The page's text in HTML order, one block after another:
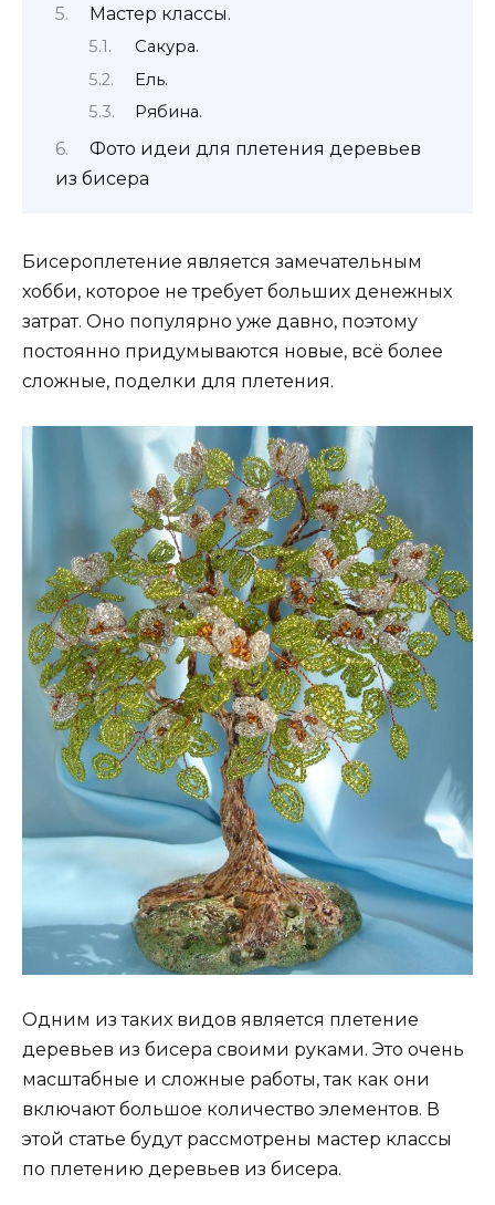
Мастер классы.
Сакура.
Ель.
Рябина.
Фото идеи для плетения деревьев
из бисера
Бисероплетение является замечательным
хобби, которое не требует больших денежных
затрат. Оно популярно уже давно, поэтому
постоянно придумываются новые, всё более
сложные, поделки для плетения.
Одним из таких видов является плетение
деревьев из бисера своими руками. Это очень
масштабные и сложные работы, так как они
включают большое количество элементов. В
этой статье будут рассмотрены мастер классы
по плетению деревьев из бисера.